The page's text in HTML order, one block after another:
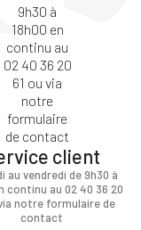
client
au vendredi de 9h30 à
continu au 02 40 36 20
notre formulaire de
contact